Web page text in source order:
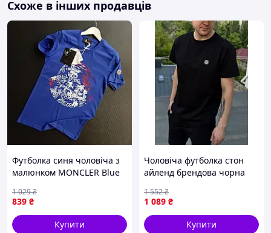
як не виробляються масово по всій Україні. Наші вишиванки
від виробника
, так іроздріб
. Вишиваночки продаються в деяких
районах Карпат. Користуються популярністю на
Сорочинському ярмарку.
Схоже в інших продавців
Футболка синя чоловіча з
малюнком MONCLER Blue
839 ₴
1 029₴
Купити
Чоловіча футболка стон
айленд брендова чорна
ISLAND Seli
1 089 ₴
1 552₴
Купити